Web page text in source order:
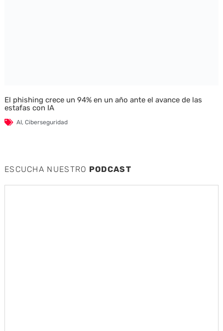
El phishing crece un 94% en un año ante el avance de las
estafas con IA
AI, Ciberseguridad
ESCUCHA NUESTRO PODCAST